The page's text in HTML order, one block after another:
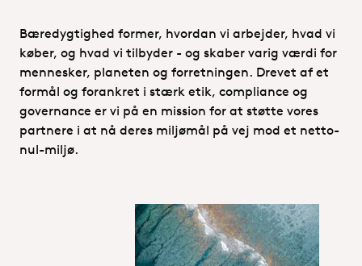
Bæredygtighed former, hvordan vi arbejder, hvad vi
køber, og hvad vi tilbyder - og skaber varig værdi for
mennesker, planeten og forretningen. Drevet af et
formål og forankret i stærk etik, compliance og
governance er vi på en mission for at støtte vores
partnere i at nå deres miljømål på vej mod et netto-
nul-miljø.